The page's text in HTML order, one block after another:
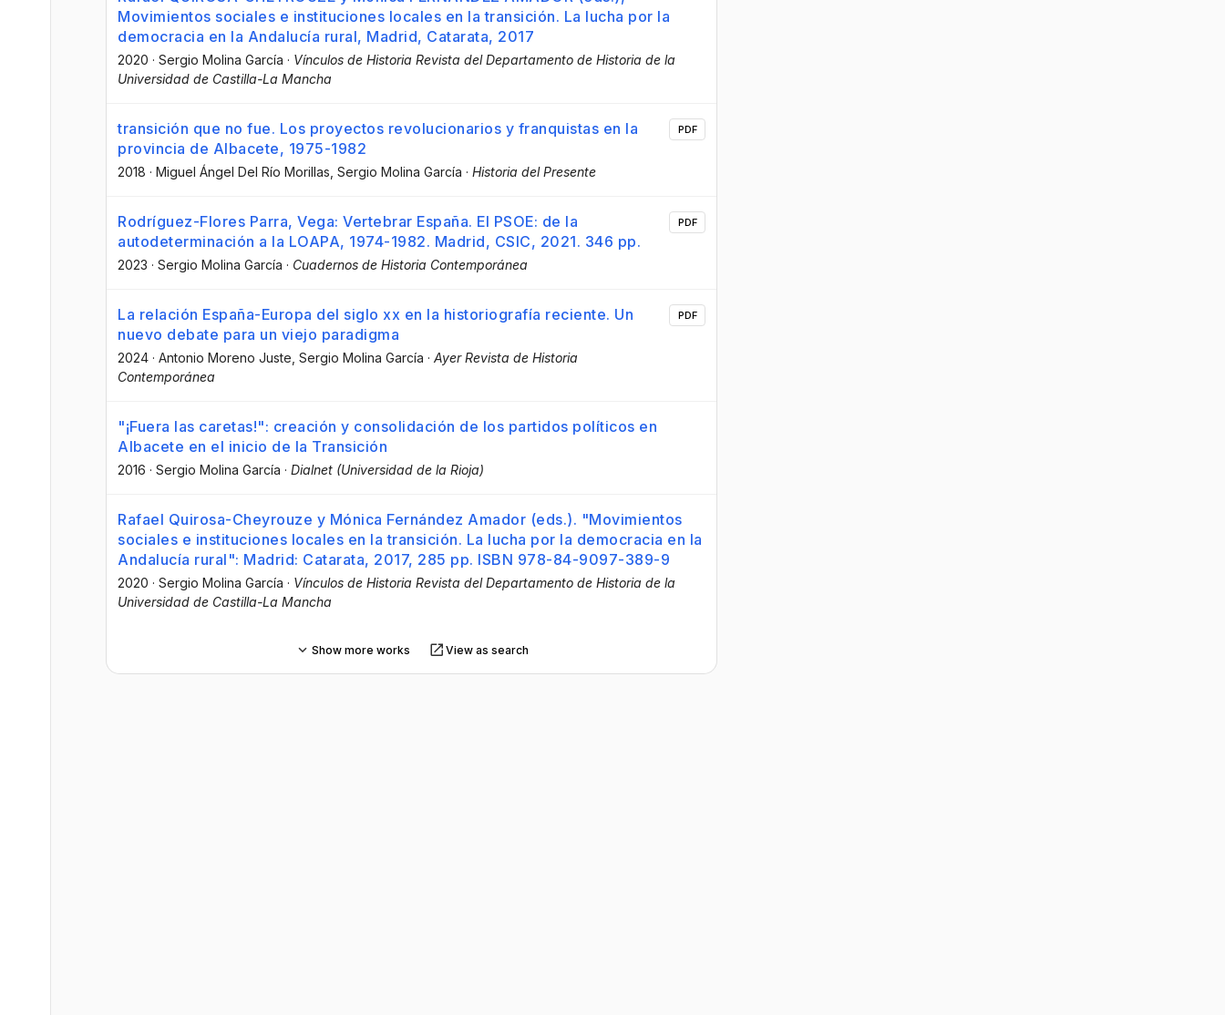
Movimientos sociales e instituciones locales en la transición. La lucha por la
democracia en la Andalucía rural, Madrid, Catarata, 2017
2020 · Sergio Molina García · Vínculos de Historia Revista del Departamento de Historia de la
Universidad de Castilla-La Mancha
transición que no fue. Los proyectos revolucionarios y franquistas en la
provincia de Albacete, 1975-1982
2018 · Miguel Ángel Del Río Morillas , Sergio Molina García · Historia del Presente
PDF
Rodríguez-Flores Parra, Vega: Vertebrar España. El PSOE: de la
autodeterminación a la LOAPA, 1974-1982. Madrid, CSIC, 2021. 346 pp.
2023 · Sergio Molina García · Cuadernos de Historia Contemporánea
PDF
La relación España-Europa del siglo xx en la historiografía reciente. Un
nuevo debate para un viejo paradigma
2024 · Antonio Moreno Juste , Sergio Molina García · Ayer Revista de Historia
Contemporánea
PDF
"¡Fuera las caretas!": creación y consolidación de los partidos políticos en
Albacete en el inicio de la Transición
2016 · Sergio Molina García · Dialnet (Universidad de la Rioja)
Rafael Quirosa-Cheyrouze y Mónica Fernández Amador (eds.). "Movimientos
sociales e instituciones locales en la transición. La lucha por la democracia en la
Andalucía rural": Madrid: Catarata, 2017, 285 pp. ISBN 978-84-9097-389-9
2020 · Sergio Molina García · Vínculos de Historia Revista del Departamento de Historia de la
Universidad de Castilla-La Mancha
Show more works View as search